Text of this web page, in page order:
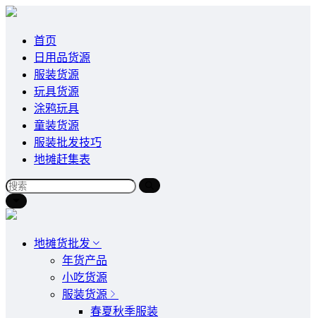
首页
日用品货源
服装货源
玩具货源
涂鸦玩具
童装货源
服装批发技巧
地摊赶集表
地摊货批发
年货产品
小吃货源
服装货源
春夏秋季服装